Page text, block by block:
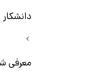
دانشکار
معرفی